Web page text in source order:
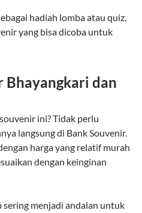
hadiah lomba atau quiz,
yang bisa dicoba untuk
Bhayangkari dan
ini? Tidak perlu
langsung di Bank Souvenir.
harga yang relatif murah
dengan keinginan
sering menjadi andalan untuk